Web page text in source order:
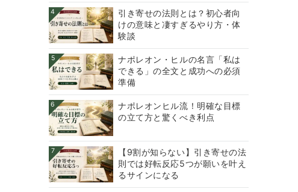
4
引き寄せの法則とは？初心者向
けの意味と凄すぎるやり方・体
験談
5
ナポレオン・ヒルの名言「私は
できる」の全文と成功への必須
準備
6
ナポレオンヒル流！明確な目標
の立て方と驚くべき利点
7
【9割が知らない】引き寄せの法
則では好転反応5つが願いを叶え
るサインになる